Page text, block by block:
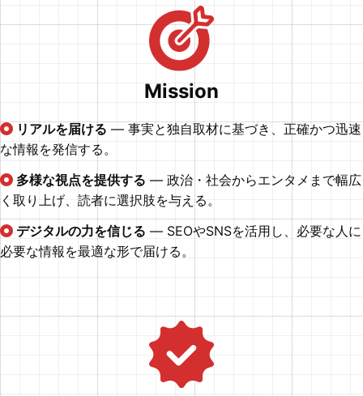
Mission
リアルを届ける — 事実と独自取材に基づき、正確かつ迅速
な情報を発信する。
多様な視点を提供する — 政治・社会からエンタメまで幅広
く取り上げ、読者に選択肢を与える。
デジタルの力を信じる — SEOやSNSを活用し、必要な人に
必要な情報を最適な形で届ける。